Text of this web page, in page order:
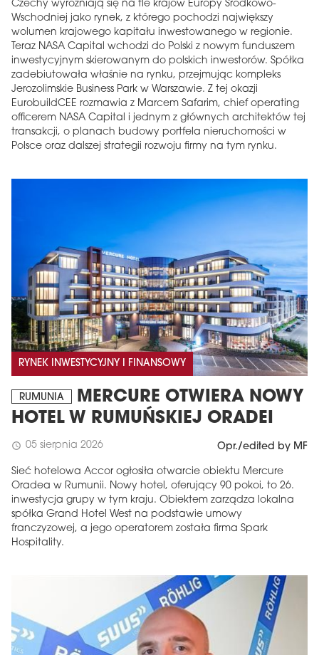
Czechy wyróżniają się na tle krajów Europy Środkowo-
Wschodniej jako rynek, z którego pochodzi największy
wolumen krajowego kapitału inwestowanego w regionie.
Teraz NASA Capital wchodzi do Polski z nowym funduszem
inwestycyjnym skierowanym do polskich inwestorów. Spółka
zadebiutowała właśnie na rynku, przejmując kompleks
Jerozolimskie Business Park w Warszawie. Z tej okazji
EurobuildCEE rozmawia z Marcem Safarim, chief operating
officerem NASA Capital i jednym z głównych architektów tej
transakcji, o planach budowy portfela nieruchomości w
Polsce oraz dalszej strategii rozwoju firmy na tym rynku.
RYNEK INWESTYCYJNY I FINANSOWY
RUMUNIA
MERCURE OTWIERA NOWY
HOTEL W RUMUŃSKIEJ ORADEI
schedule 05 sierpnia 2026 Opr./edited by MF
Sieć hotelowa Accor ogłosiła otwarcie obiektu Mercure
Oradea w Rumunii. Nowy hotel, oferujący 90 pokoi, to 26.
inwestycja grupy w tym kraju. Obiektem zarządza lokalna
spółka Grand Hotel West na podstawie umowy
franczyzowej, a jego operatorem została firma Spark
Hospitality.